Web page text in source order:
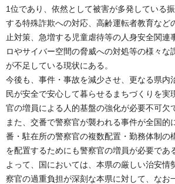
1位であり、依然として被害が多発している
する特殊詐欺への対応、高齢運転者教育など
止対策、急増する児童虐待等の人身安全関連
ロやサイバー空間の脅威への対処等の様々な
が不足している現状にある。
今後も、事件・事故を減少させ、更なる県内
民が安全で安心して暮らせるまちづくりを実
官の増員による人的基盤の強化が必要不可欠
また、交番で警察官が襲われる事件が全国的
番・駐在所の警察官の複数配置・勤務体制の
を配置するためにも警察官の増員が必要であ
よって、国においては、本県の厳しい治安情
察官の過重負担が深刻な本県に対して、なお